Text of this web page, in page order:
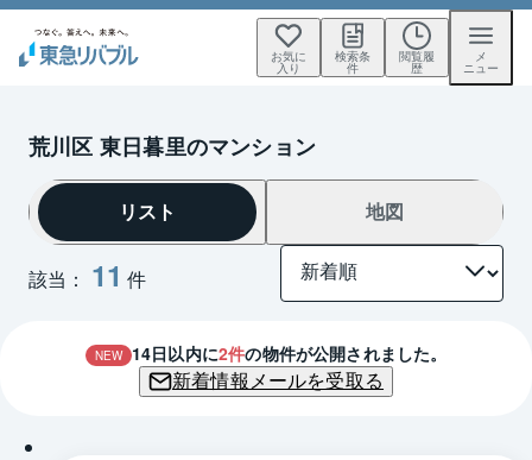
お気に
入り
検索条
件
閲覧履
歴
メ
ニュー
荒川区 東日暮里のマンション
該当： 11 件
リスト 地図
NEW 14日以内に2件の物件が公開されました。
新着情報メールを受取る